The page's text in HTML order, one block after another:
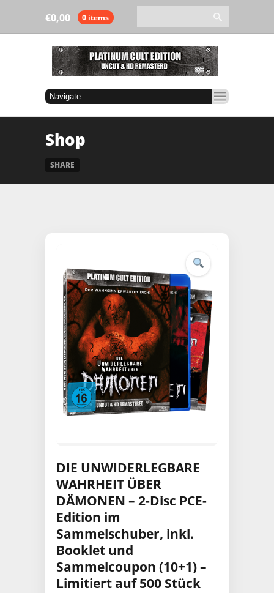
0,00
€ 0 items
Shop
SHARE
DIE UNWIDERLEGBARE
WAHRHEIT ÜBER
DÄMONEN – 2-Disc PCE-
Edition im
Sammelschuber, inkl.
Booklet und
Sammelcoupon (10+1) –
Limitiert auf 500 Stück